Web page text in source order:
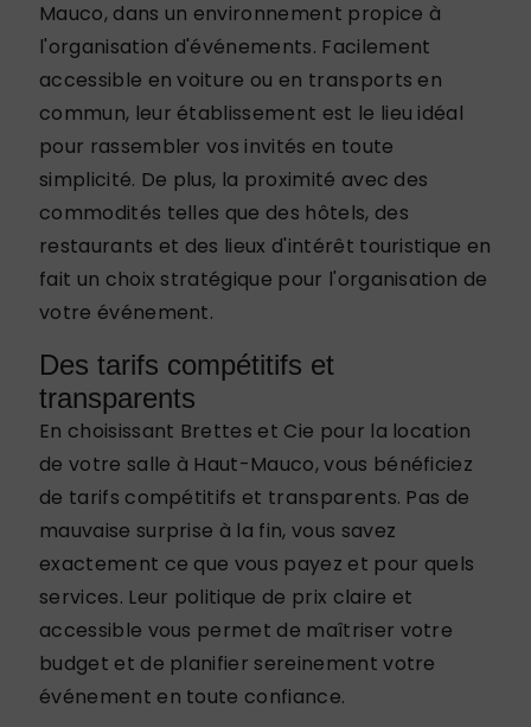
Mauco, dans un environnement propice à
l'organisation d'événements. Facilement
accessible en voiture ou en transports en
commun, leur établissement est le lieu idéal
pour rassembler vos invités en toute
simplicité. De plus, la proximité avec des
commodités telles que des hôtels, des
restaurants et des lieux d'intérêt touristique en
fait un choix stratégique pour l'organisation de
votre événement.
Des tarifs compétitifs et
transparents
En choisissant Brettes et Cie pour la location
de votre salle à Haut-Mauco, vous bénéficiez
de tarifs compétitifs et transparents. Pas de
mauvaise surprise à la fin, vous savez
exactement ce que vous payez et pour quels
services. Leur politique de prix claire et
accessible vous permet de maîtriser votre
budget et de planifier sereinement votre
événement en toute confiance.